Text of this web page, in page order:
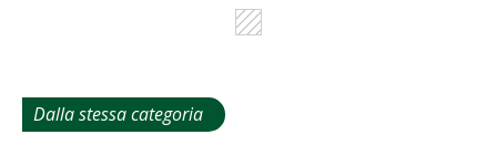
Dalla stessa categoria